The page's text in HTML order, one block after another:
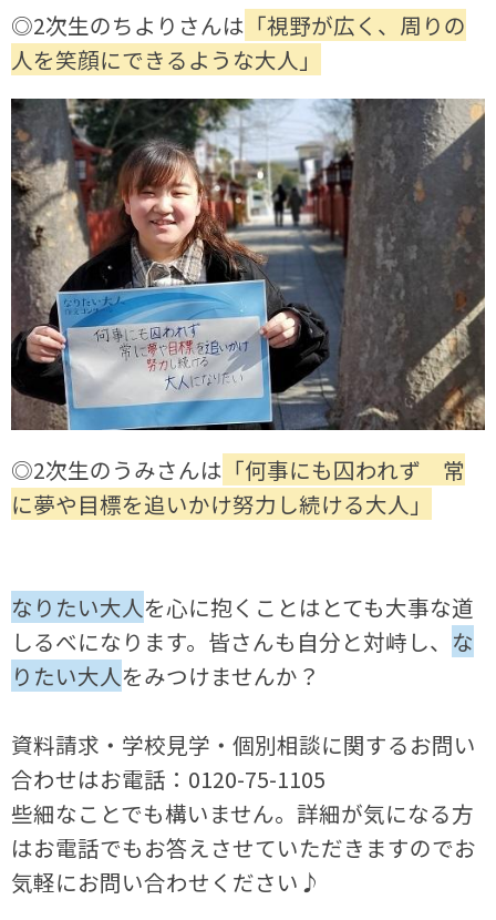
◎2次生のちよりさんは 「視野が広く、周りの
人を笑顔にできるような大人」
◎2次生のうみさんは 「何事にも囚われず 常
に夢や目標を追いかけ努力し続ける大人」
なりたい大人を心に抱くことはとても大事な道
しるべになります。皆さんも自分と対峙し、 な
りたい大人をみつけませんか？
資料請求・学校見学・個別相談に関するお問い
合わせはお電話：0120-75-1105
些細なことでも構いません。詳細が気になる方
はお電話でもお答えさせていただきますのでお
気軽にお問い合わせください♪